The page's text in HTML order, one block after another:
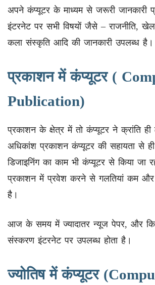
अपने कंप्यूटर के माध्यम से जरूरी जानकारी
इंटरनेट पर सभी विषयों जैसे – राजनीति, खेल,
कला संस्कृति आदि की जानकारी उपलब्ध है।
प्रकाशन में कंप्यूटर (
Publication)
प्रकाशन के क्षेत्र में तो कंप्यूटर ने क्रांति
अधिकांश प्रकाशन कंप्यूटर की सहायता से
डिजाइनिंग का काम भी कंप्यूटर से किया जा
प्रकाशन में प्रवेश करने से गलतियां कम और
है।
आज के समय में ज्यादातर न्यूज पेपर, और
संस्करण इंटरनेट पर उपलब्ध होता है।
ज्योतिष में कंप्यूटर